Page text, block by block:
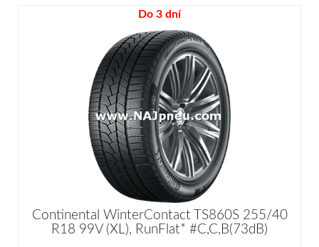
Do 3 dní
Continental WinterContact TS860S 255/40
R18 99V (XL), RunFlat* #C,C,B(73dB)